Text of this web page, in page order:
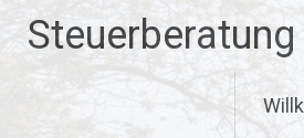
Inhalt